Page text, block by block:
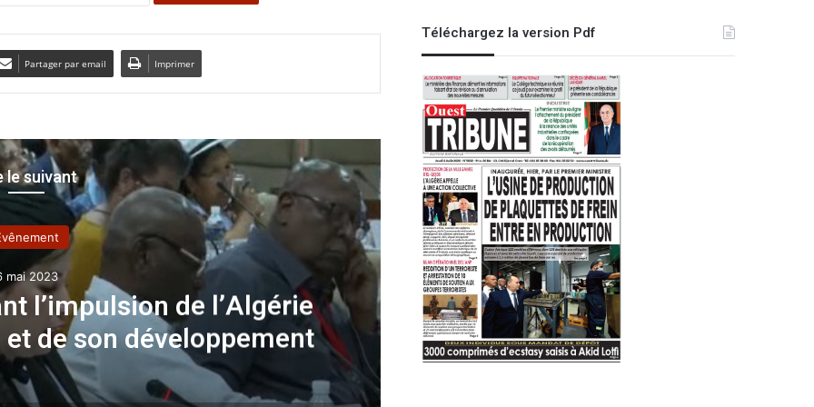
Partager par email Imprimer
le suivant
Evênement
23 février 2026
Transport maritime : lancement des réservations
pour la saison estivale 2026
Téléchargez la version Pdf